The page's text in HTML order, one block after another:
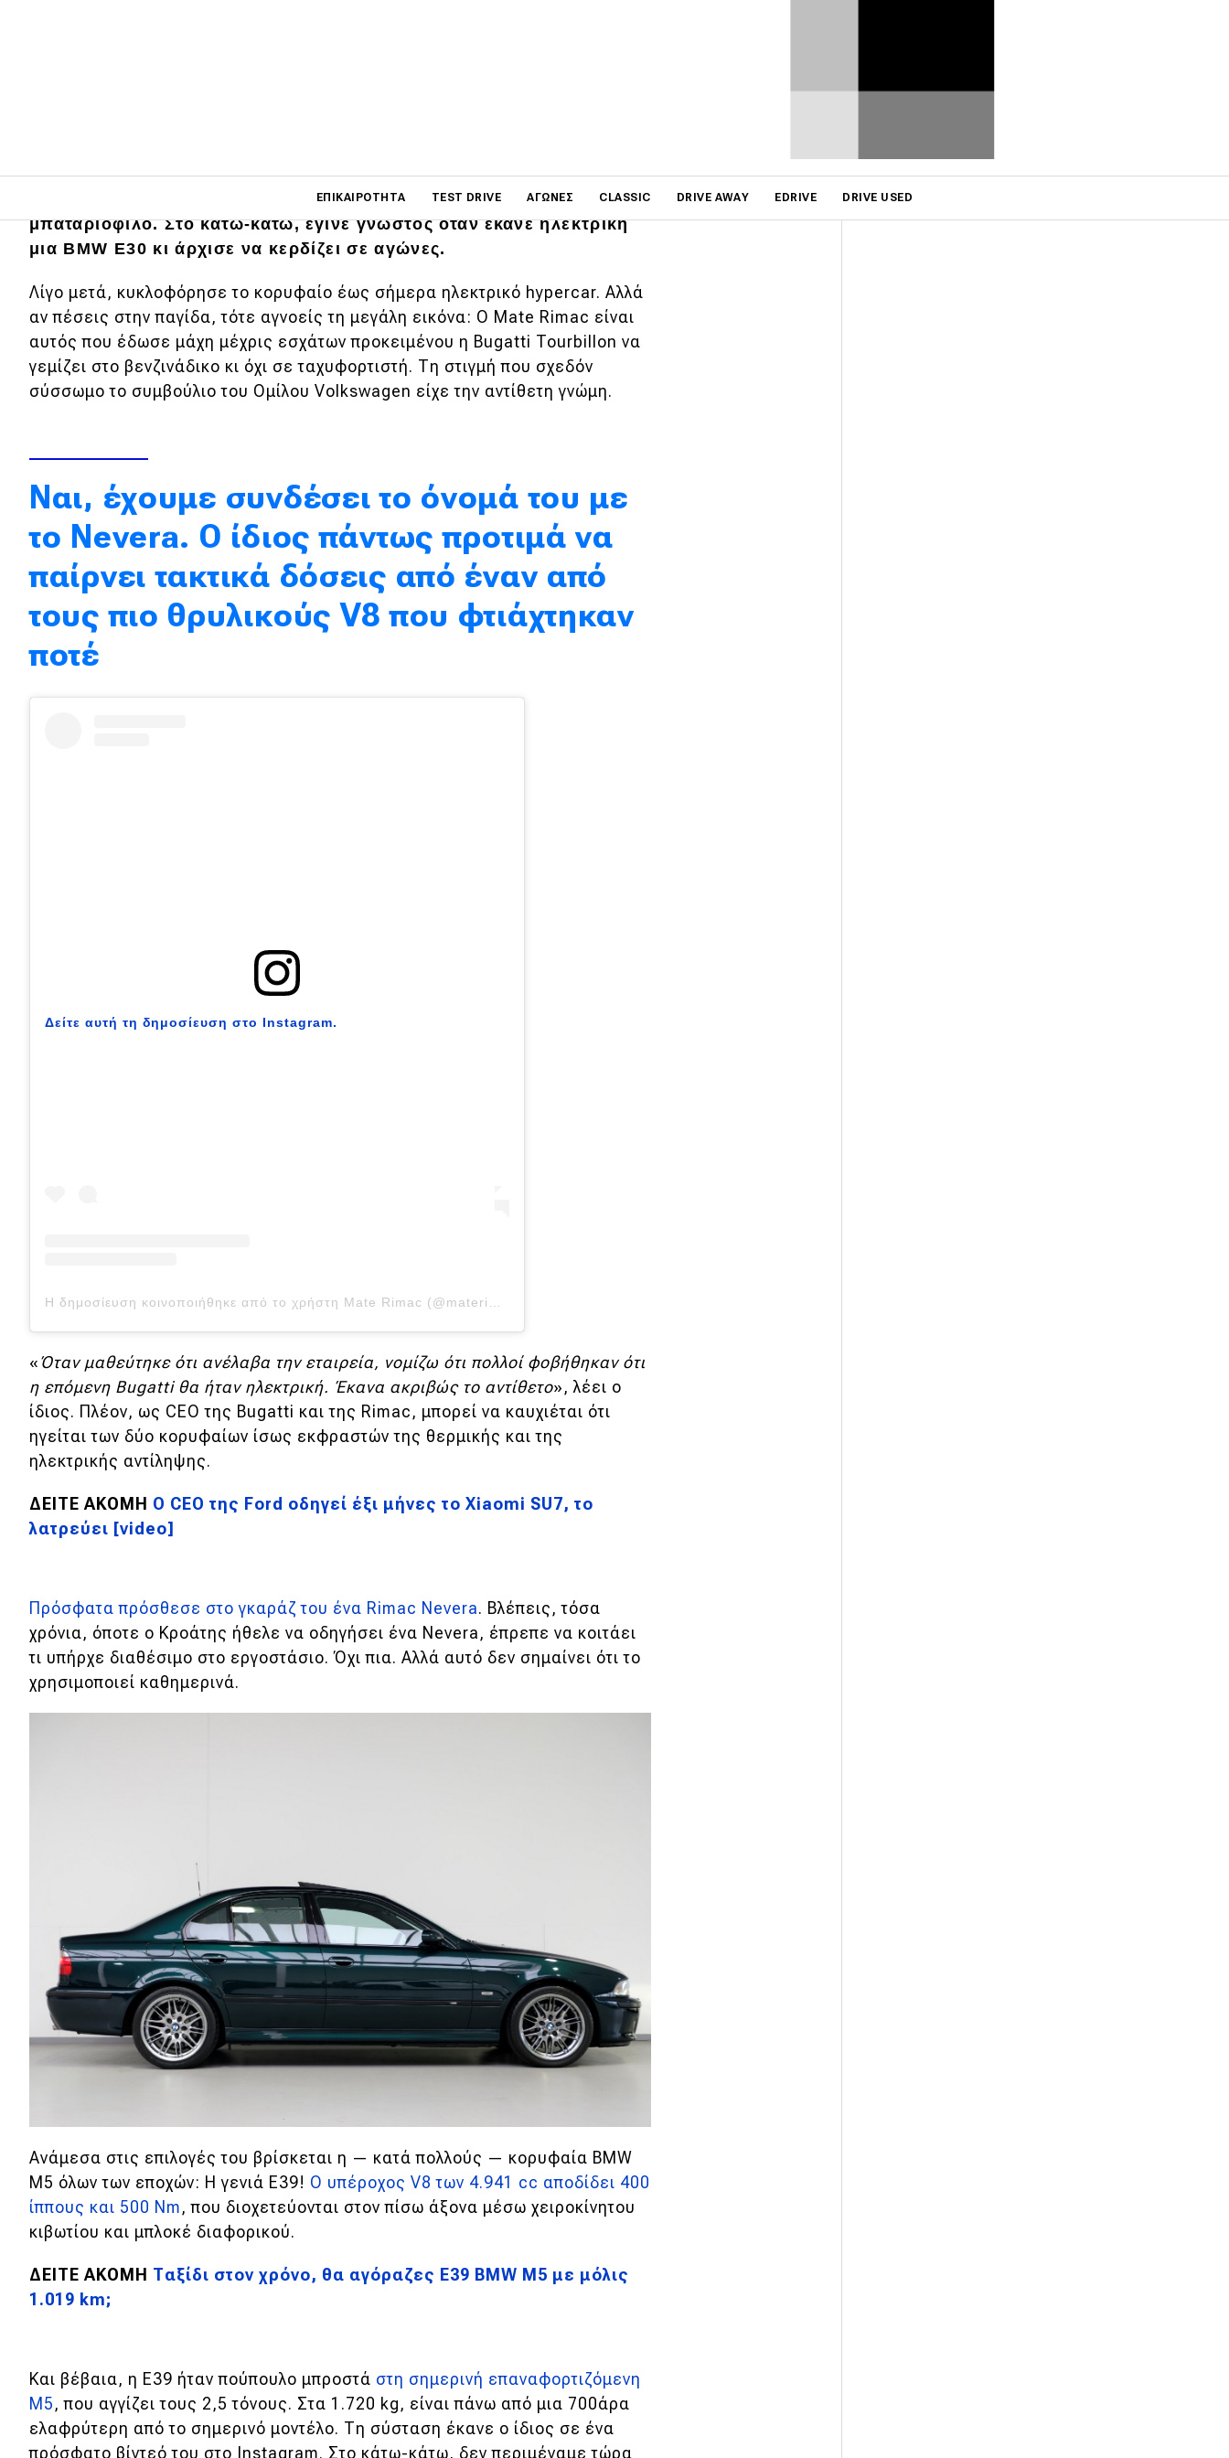
ΕΠΙΚΑΙΡΌΤΗΤΑ TEST DRIVE ΑΓΏΝΕΣ CLASSIC DRIVE AWAY EDRIVE DRIVE USED
Επικαιρότητα
Νέα μοντέλα
Πρωτότυπα
Ελλάδα
Ασφάλεια
Αγορά
Απόψεις
Test Drive
DRIVE Away
MOTO
Μεταχειρισμένο
Οδηγός αγοράς
Συμβουλές
Χρηστικά
Συμβουλές
ΚΤΕΟ
Οδική βοήθεια
Mate Rimac, είναι πολύ εύκολο να τον θεωρήσεις αποκλειστικά
μπαταριόφιλο. Στο κάτω-κάτω, έγινε γνωστός όταν έκανε ηλεκτρική
μια BMW E30 κι άρχισε να κερδίζει σε αγώνες.
Λίγο μετά, κυκλοφόρησε το κορυφαίο έως σήμερα ηλεκτρικό hypercar. Αλλά
αν πέσεις στην παγίδα, τότε αγνοείς τη μεγάλη εικόνα: Ο Mate Rimac είναι
αυτός που έδωσε μάχη μέχρις εσχάτων προκειμένου η Bugatti Tourbillon να
γεμίζει στο βενζινάδικο κι όχι σε ταχυφορτιστή. Τη στιγμή που σχεδόν
σύσσωμο το συμβούλιο του Ομίλου Volkswagen είχε την αντίθετη γνώμη.
Ναι, έχουμε συνδέσει το όνομά του με
το Nevera. Ο ίδιος πάντως προτιμά να
παίρνει τακτικά δόσεις από έναν από
τους πιο θρυλικούς V8 που φτιάχτηκαν
ποτέ
Δείτε αυτή τη δημοσίευση στο Instagram.
«Όταν μαθεύτηκε ότι ανέλαβα την εταιρεία, νομίζω ότι πολλοί φοβήθηκαν ότι
η επόμενη Bugatti θα ήταν ηλεκτρική. Έκανα ακριβώς το αντίθετο», λέει ο
ίδιος. Πλέον, ως CEO της Bugatti και της Rimac, μπορεί να καυχιέται ότι
ηγείται των δύο κορυφαίων ίσως εκφραστών της θερμικής και της
ηλεκτρικής αντίληψης.
ΔΕΙΤΕ ΑΚΟΜΗ Ο CEO της Ford οδηγεί έξι μήνες το Xiaomi SU7, το
λατρεύει [video]
Πρόσφατα πρόσθεσε στο γκαράζ του ένα Rimac Nevera. Βλέπεις, τόσα
χρόνια, όποτε ο Κροάτης ήθελε να οδηγήσει ένα Nevera, έπρεπε να κοιτάει
τι υπήρχε διαθέσιμο στο εργοστάσιο. Όχι πια. Αλλά αυτό δεν σημαίνει ότι το
χρησιμοποιεί καθημερινά.
Ανάμεσα στις επιλογές του βρίσκεται η — κατά πολλούς — κορυφαία BMW
M5 όλων των εποχών: Η γενιά Ε39! O υπέροχος V8 των 4.941 cc αποδίδει 400
ίππους και 500 Nm, που διοχετεύονται στον πίσω άξονα μέσω χειροκίνητου
κιβωτίου και μπλοκέ διαφορικού.
ΔΕΙΤΕ ΑΚΟΜΗ Ταξίδι στον χρόνο, θα αγόραζες E39 BMW M5 με μόλις
1.019 km;
Και βέβαια, η Ε39 ήταν πούπουλο μπροστά στη σημερινή επαναφορτιζόμενη
Μ5, που αγγίζει τους 2,5 τόνους. Στα 1.720 kg, είναι πάνω από μια 700άρα
ελαφρύτερη από το σημερινό μοντέλο. Τη σύσταση έκανε ο ίδιος σε ένα
πρόσφατο βίντεό του στο Instagram. Στο κάτω-κάτω, δεν περιμέναμε τώρα